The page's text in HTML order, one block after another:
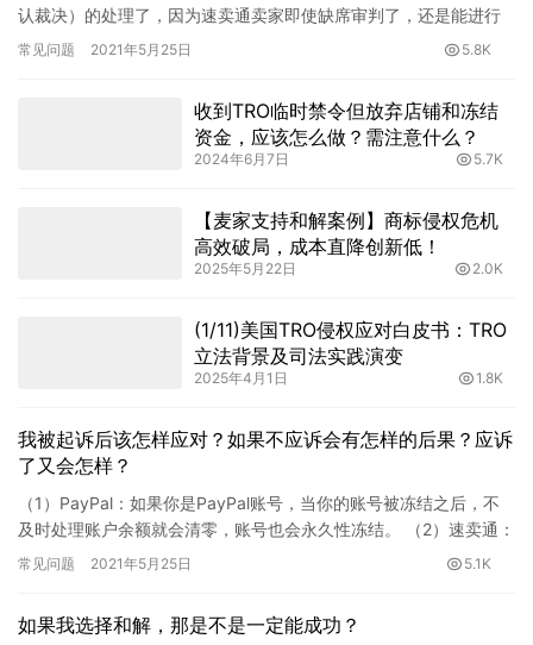
认裁决）的处理了，因为速卖通卖家即使缺席审判了，还是能进行
和解的。 速卖通的特殊之处就是，账号中的资金仅仅会在卖家与律
常见问题 2021年5月25日 5.8K
收到TRO临时禁令但放弃店铺和冻结
资金，应该怎么做？需注意什么？
2024年6月7日 5.7K
【麦家支持和解案例】商标侵权危机
高效破局，成本直降创新低！
2025年5月22日 2.0K
(1/11)美国TRO侵权应对白皮书：TRO
立法背景及司法实践演变
2025年4月1日 1.8K
我被起诉后该怎样应对？如果不应诉会有怎样的后果？应诉
了又会怎样？
（1）PayPal：如果你是PayPal账号，当你的账号被冻结之后，不
及时处理账户余额就会清零，账号也会永久性冻结。 （2）速卖通：
目前来说，如果被告账号是速卖通的话，平台会在收到…
常见问题 2021年5月25日 5.1K
如果我选择和解，那是不是一定能成功？